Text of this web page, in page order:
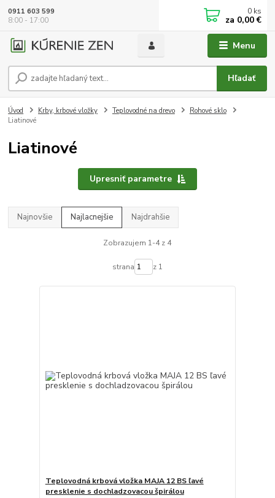
Menu
Hľadať
0911 603 599
8:00 - 17:00
0 ks
za 0,00 €
Úvod Krby, krbové vložky Teplovodné na drevo
Rohové sklo
Liatinové
Liatinové
Upresniť parametre
Najnovšie Najlacnejšie Najdrahšie
Zobrazujem 1-4 z 4
strana z 1
Teplovodná krbová vložka MAJA 12 BS ľavé
presklenie s dochladzovacou špirálou